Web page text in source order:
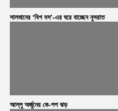
সালমানের ‘বিগ বস’-এর ঘরে যাচ্ছেন নুসরাত
আল্লু অর্জুনের কে-পপ ঝড়